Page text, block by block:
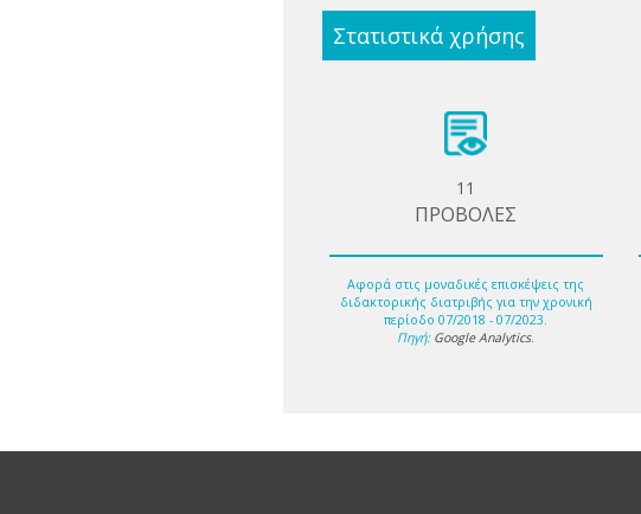
Στατιστικά χρήσης
11
ΠΡΟΒΟΛΕΣ
Αφορά στις μοναδικές επισκέψεις της
διδακτορικής διατριβής για την χρονική
περίοδο 07/2018 - 07/2023.
Πηγή: Google Analytics.